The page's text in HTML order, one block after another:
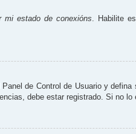
mi estado de conexións. Habilite
de Control de Usuario y defina
debe estar registrado. Si no